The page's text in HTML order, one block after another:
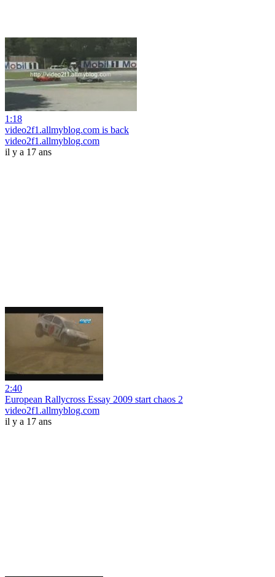
1:18
video2f1.allmyblog.com is back
video2f1.allmyblog.com
il y a 17 ans
2:40
European Rallycross Essay 2009 start chaos 2
video2f1.allmyblog.com
il y a 17 ans